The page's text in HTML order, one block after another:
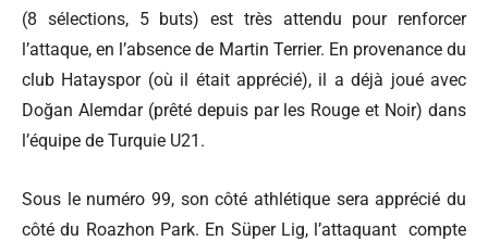
(8 sélections, 5 buts) est très attendu pour renforcer
l’attaque, en l’absence de Martin Terrier. En provenance du
club Hatayspor (où il était apprécié), il a déjà joué avec
Doğan Alemdar (prêté depuis par les Rouge et Noir) dans
l’équipe de Turquie U21.
Sous le numéro 99, son côté athlétique sera apprécié du
côté du Roazhon Park. En Süper Lig, l’attaquant compte